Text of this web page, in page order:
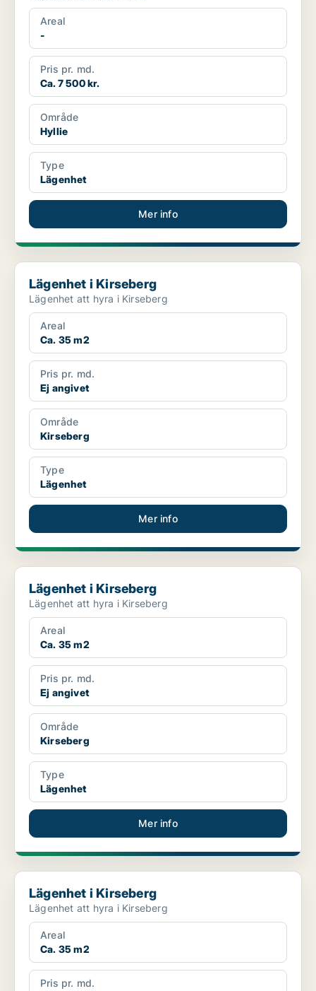
Areal
-
Pris pr. md.
Ca. 7 500 kr.
Område
Hyllie
Type
Lägenhet
Mer info
Lägenhet i Kirseberg
Lägenhet i Kirseberg
Lägenhet att hyra i Kirseberg
Areal
Ca. 35 m2
Pris pr. md.
Ej angivet
Område
Kirseberg
Type
Lägenhet
Mer info
Lägenhet i Kirseberg
Lägenhet i Kirseberg
Lägenhet att hyra i Kirseberg
Areal
Ca. 35 m2
Pris pr. md.
Ej angivet
Område
Kirseberg
Type
Lägenhet
Mer info
Lägenhet i Kirseberg
Lägenhet i Kirseberg
Lägenhet att hyra i Kirseberg
Areal
Ca. 35 m2
Pris pr. md.